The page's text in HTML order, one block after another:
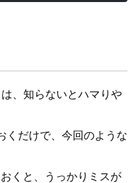
、知らないとハマりや
くだけで、今回のような
くと、うっかりミスが